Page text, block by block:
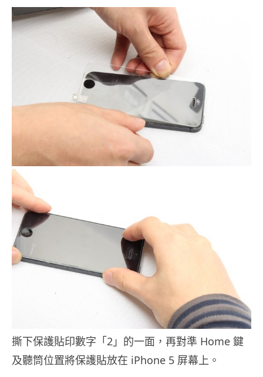
撕下保護貼印數字「2」的一面，再對準 Home 鍵
及聽筒位置將保護貼放在 iPhone 5 屏幕上。